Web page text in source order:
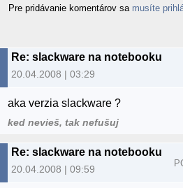
Pre pridávanie komentárov sa musíte
Re: slackware na notebooku
20.04.2008 | 03:29
aka verzia slackware ?
ked nevieš, tak nefušuj
Re: slackware na notebooku
20.04.2008 | 09:59